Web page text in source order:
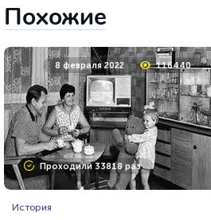
Похожие
8 февраля 2022 116440
Проходили 33818 раз
История